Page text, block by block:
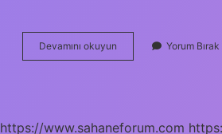
Devamını okuyun Kortizonlu
Ilaçlar
Yorum Bırak
https://www.sahaneforum.com